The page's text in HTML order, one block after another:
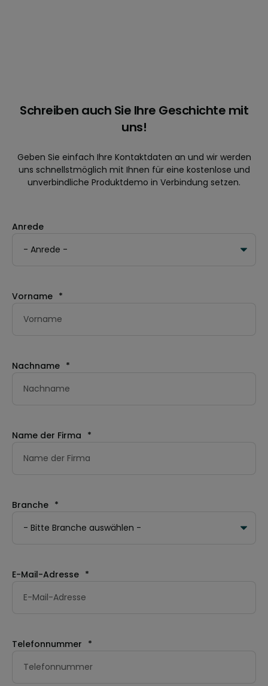
Schreiben auch Sie Ihre Geschichte mit
uns!
Geben Sie einfach Ihre Kontaktdaten an und wir werden
uns schnellstmöglich mit Ihnen für eine kostenlose und
unverbindliche Produktdemo in Verbindung setzen.
Anrede
Vorname *
Nachname *
Name der Firma *
Branche *
E-Mail-Adresse *
Telefonnummer *